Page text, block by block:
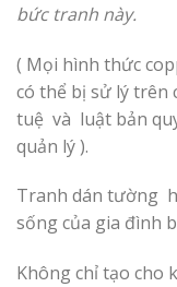
bức tranh này.
( Mọi hình thức
có thể bị sử lý trên
tuệ và luật bản
quản lý ).
Tranh dán tường
sống của gia đình
Không chỉ tạo cho